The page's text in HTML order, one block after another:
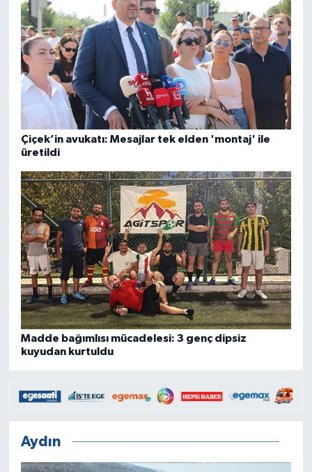
Çiçek’in avukatı: Mesajlar tek elden 'montaj' ile
üretildi
Madde bağımlısı mücadelesi: 3 genç dipsiz
kuyudan kurtuldu
Aydın